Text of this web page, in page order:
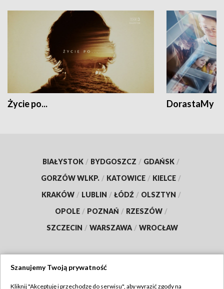
Życie po... DorastaMy
BIAŁYSTOK / BYDGOSZCZ / GDAŃSK /
GORZÓW WLKP. / KATOWICE / KIELCE /
KRAKÓW / LUBLIN / ŁÓDŹ / OLSZTYN /
OPOLE / POZNAŃ / RZESZÓW /
SZCZECIN / WARSZAWA / WROCŁAW
Szanujemy Twoją prywatność
Kliknij "Akceptuję i przechodzę do serwisu", aby wyrazić zgody na